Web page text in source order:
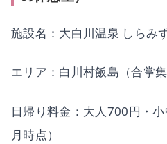
施設名：大白川温泉 しらみ
エリア：白川村飯島（合掌
日帰り料金：大人700円・
月時点）